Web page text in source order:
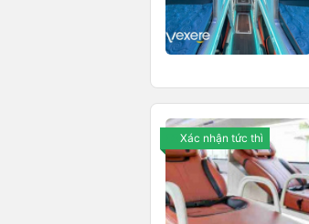
Xác nhận tức thì